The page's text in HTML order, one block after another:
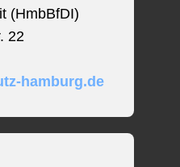
(HmbBfDI)
22
hamburg.de